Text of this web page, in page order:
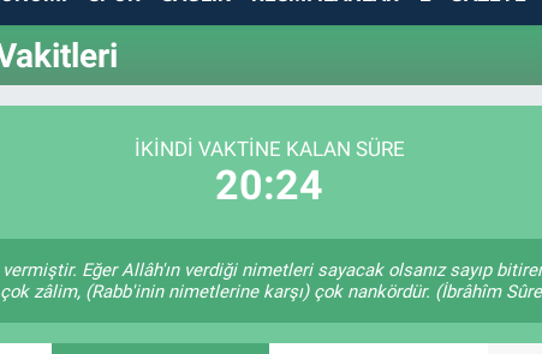
İKINDI VAKTINE KALAN SÜRE
20:24
Eğer Allâh'ın verdiği nimetleri sayacak olsanız sayıp
zâlim, (Rabb'inin nimetlerine karşı) çok nankördür. (İbrâhîm